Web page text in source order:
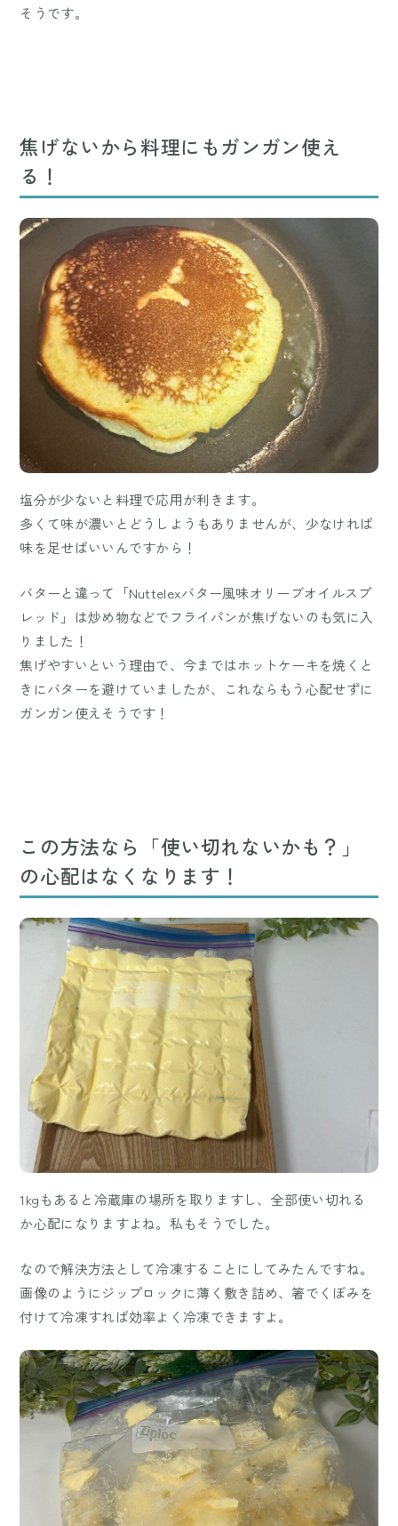
そうです。
焦げないから料理にもガンガン使え
る！
塩分が少ないと料理で応用が利きます。
多くて味が濃いとどうしようもありませんが、少なければ
味を足せばいいんですから！
バターと違って「Nuttelexバター風味オリーブオイルスプ
レッド」は炒め物などでフライパンが焦げないのも気に入
りました！
焦げやすいという理由で、今まではホットケーキを焼くと
きにバターを避けていましたが、これならもう心配せずに
ガンガン使えそうです！
この方法なら「使い切れないかも？」
の心配はなくなります！
1kgもあると冷蔵庫の場所を取りますし、全部使い切れる
か心配になりますよね。私もそうでした。
なので解決方法として冷凍することにしてみたんですね。
画像のようにジップロックに薄く敷き詰め、箸でくぼみを
付けて冷凍すれば効率よく冷凍できますよ。